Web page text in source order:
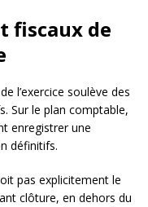
fiscaux de
l’exercice soulève des
Sur le plan comptable,
enregistrer une
définitifs.
pas explicitement le
clôture, en dehors du